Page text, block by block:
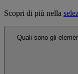
Scopri di più nella
Quali sono gli